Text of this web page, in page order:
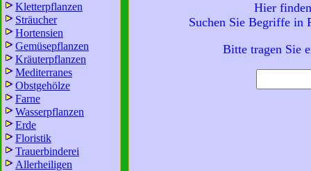
Kletterpflanzen
Sträucher
Hortensien
Gemüsepflanzen
Kräuterpflanzen
Mediterranes
Obstgehölze
Farne
Wasserpflanzen
Erde
Floristik
Trauerbinderei
Allerheiligen
Wir sind für Sie da:
8 - 18 Uhr
Hier
Suchen Sie Begriffe in
Bitte tragen Sie